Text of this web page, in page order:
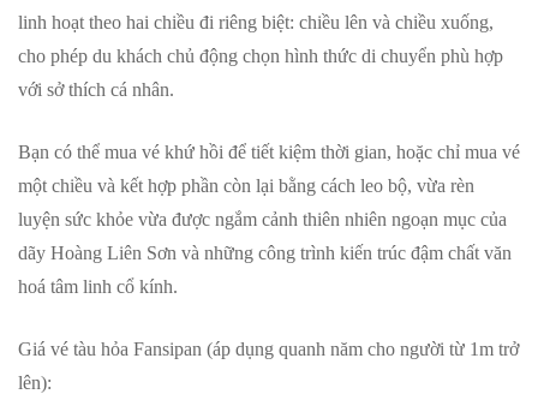
linh hoạt theo hai chiều đi riêng biệt: chiều lên và chiều xuống,
cho phép du khách chủ động chọn hình thức di chuyển phù hợp
với sở thích cá nhân.
Bạn có thể mua vé khứ hồi để tiết kiệm thời gian, hoặc chỉ mua vé
một chiều và kết hợp phần còn lại bằng cách leo bộ, vừa rèn
luyện sức khỏe vừa được ngắm cảnh thiên nhiên ngoạn mục của
dãy Hoàng Liên Sơn và những công trình kiến trúc đậm chất văn
hoá tâm linh cổ kính.
Giá vé tàu hỏa Fansipan (áp dụng quanh năm cho người từ 1m trở
lên):